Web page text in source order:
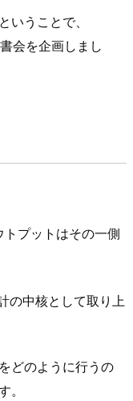
うことで、
会を企画しまし
トプットはその一側
の中核として取り上
どのように行うの